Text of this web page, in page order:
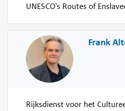
UNESCO's Routes of
Frank
Rijksdienst voor het